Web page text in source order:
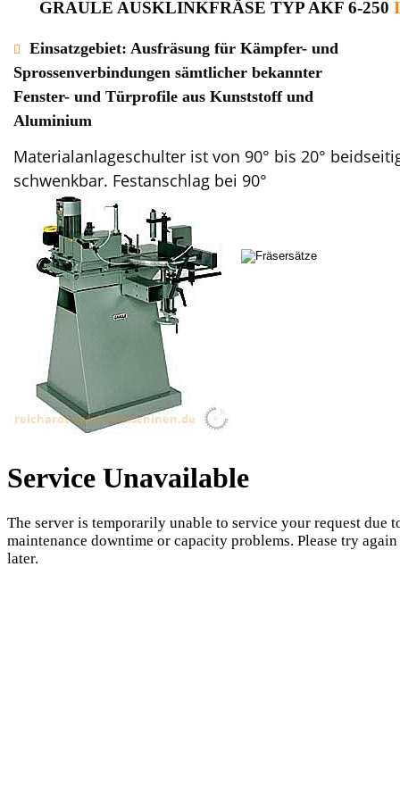
GRAULE AUSKLINKFRÄSE TYP AKF 6-250 I
 Einsatzgebiet: Ausfräsung für Kämpfer- und
Sprossenverbindungen sämtlicher bekannter
Fenster- und Türprofile aus Kunststoff und
Aluminium
Materialanlageschulter ist von 90° bis 20°
schwenkbar. Festanschlag bei 90°